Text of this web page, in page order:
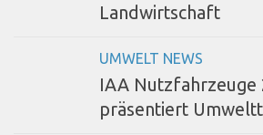
Landwirtschaft
UMWELT NEWS
IAA Nutzfahrzeuge
präsentiert